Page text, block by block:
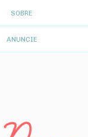
SOBRE
ANUNCIE